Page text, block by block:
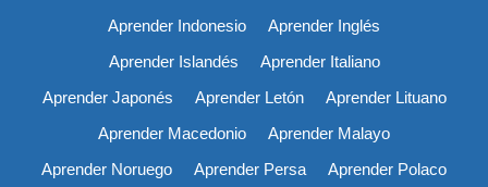
Aprender Indonesio
Aprender Inglés
Aprender Islandés
Aprender Italiano
Aprender Japonés
Aprender Letón
Aprender Lituano
Aprender Macedonio
Aprender Malayo
Aprender Noruego
Aprender Persa
Aprender Polaco